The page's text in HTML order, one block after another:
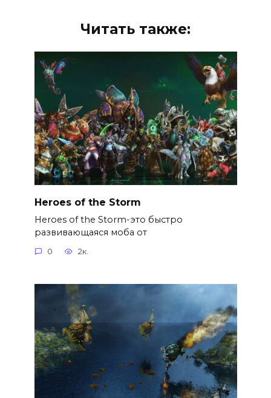
Читать также:
Heroes of the Storm
Heroes of the Storm-это быстро
развивающаяся моба от
0 2к.